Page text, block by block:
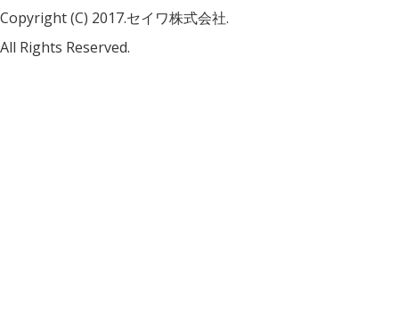
Copyright (C) 2017.セイワ株式会社.
All Rights Reserved.